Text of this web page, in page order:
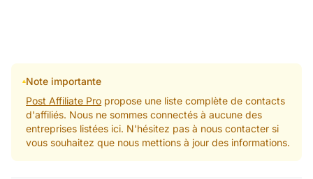
Note importante
Post Affiliate Pro propose une liste complète de contacts
d'affiliés. Nous ne sommes connectés à aucune des
entreprises listées ici. N'hésitez pas à nous contacter si
vous souhaitez que nous mettions à jour des informations.